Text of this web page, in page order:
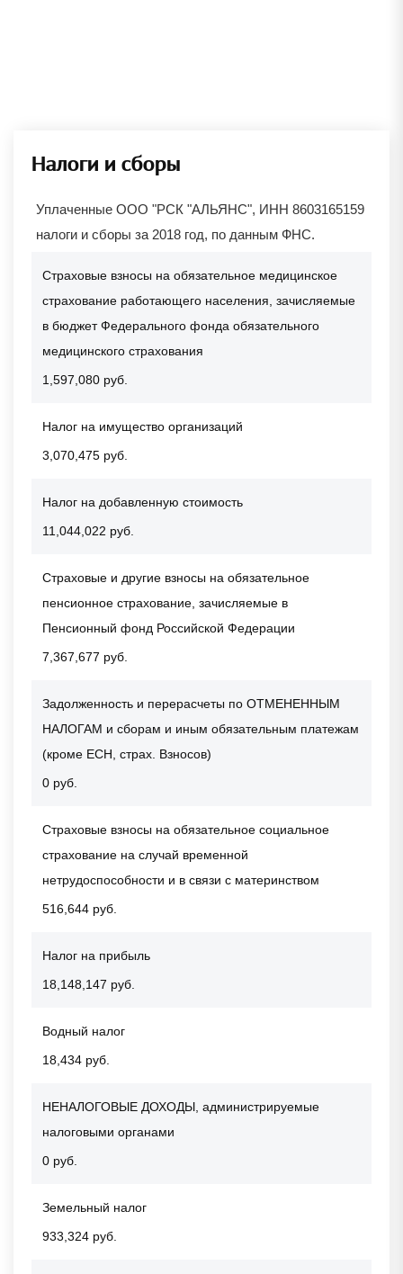
Налоги и сборы
Уплаченные ООО "РСК "АЛЬЯНС", ИНН 8603165159
налоги и сборы за 2018 год, по данным ФНС.
Страховые взносы на обязательное медицинское
страхование работающего населения, зачисляемые
в бюджет Федерального фонда обязательного
медицинского страхования
1,597,080 руб.
Налог на имущество организаций
3,070,475 руб.
Налог на добавленную стоимость
11,044,022 руб.
Страховые и другие взносы на обязательное
пенсионное страхование, зачисляемые в
Пенсионный фонд Российской Федерации
7,367,677 руб.
Задолженность и перерасчеты по ОТМЕНЕННЫМ
НАЛОГАМ и сборам и иным обязательным платежам
(кроме ЕСН, страх. Взносов)
0 руб.
Страховые взносы на обязательное социальное
страхование на случай временной
нетрудоспособности и в связи с материнством
516,644 руб.
Налог на прибыль
18,148,147 руб.
Водный налог
18,434 руб.
НЕНАЛОГОВЫЕ ДОХОДЫ, администрируемые
налоговыми органами
0 руб.
Земельный налог
933,324 руб.